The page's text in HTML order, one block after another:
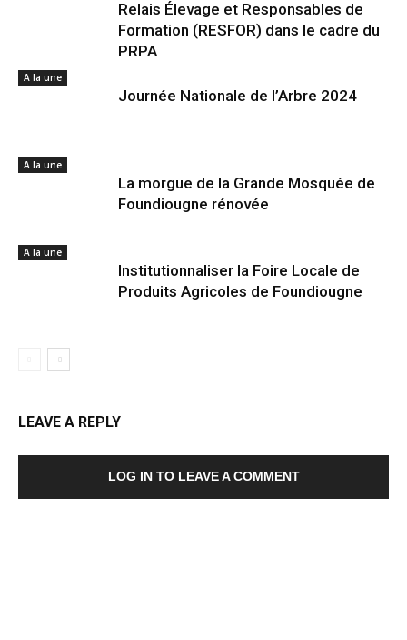
Relais Élevage et Responsables de
Formation (RESFOR) dans le cadre du
PRPA
A la une
Journée Nationale de l’Arbre 2024
A la une
La morgue de la Grande Mosquée de
Foundiougne rénovée
A la une
Institutionnaliser la Foire Locale de
Produits Agricoles de Foundiougne
LEAVE A REPLY
LOG IN TO LEAVE A COMMENT